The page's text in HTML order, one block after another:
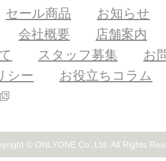
セール商品
お知らせ
会社概要
店舗案内
スタッフ募集
お
シー
お役立ちコラム
© ONLYONE Co.,Ltd. All Rights